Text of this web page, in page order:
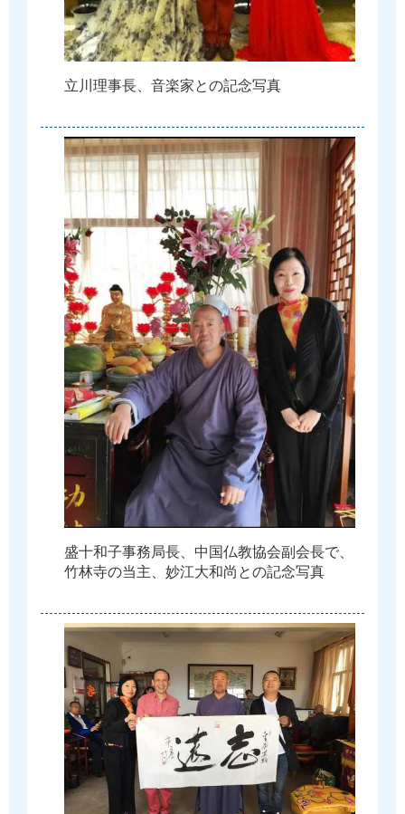
立 川 理事長 音楽家との記念写真
盛十和子事務局長 中 国仏教協会副 会長で
竹林寺の当主 妙江大和尚 との記念写真